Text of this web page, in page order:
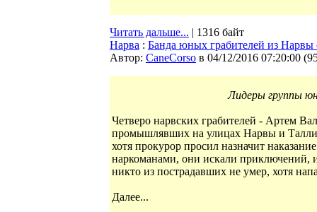
Читать дальше... | 1316 байт
Нарва : Банда юных грабителей из Нарвы
Автор: CaneCorso в 04/12/2016 07:20:00 (
Лидеры группы
Четверо нарвских грабителей - Артем
промышлявших на улицах Нарвы и
хотя прокурор просил назначит
наркоманами, они искали приключений,
никто из пострадавших не умер, хотя
Далее...